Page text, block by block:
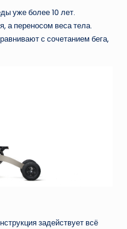
уже более 10 лет.
а переносом веса тела.
с сочетанием бега,
задействует всё